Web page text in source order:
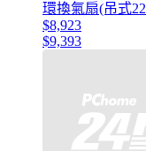
環換氣扇(吊式
$8,923
$9,393